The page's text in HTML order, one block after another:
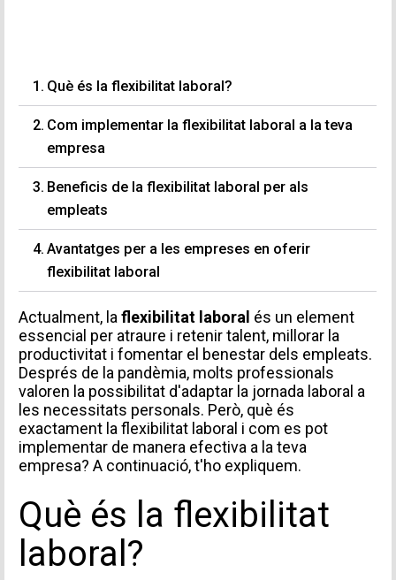
Què és la flexibilitat laboral?
Com implementar la flexibilitat laboral a la teva
empresa
Beneficis de la flexibilitat laboral per als
empleats
Avantatges per a les empreses en oferir
flexibilitat laboral
Actualment, laflexibilitat laboral és un element
essencial per atraure i retenir talent, millorar la
productivitat i fomentar el benestar dels empleats.
Després de la pandèmia, molts professionals
valoren la possibilitat d'adaptar la jornada laboral a
les necessitats personals. Però, què és
exactament la flexibilitat laboral i com es pot
implementar de manera efectiva a la teva
empresa? A continuació, t'ho expliquem.
Què és la flexibilitat
laboral?